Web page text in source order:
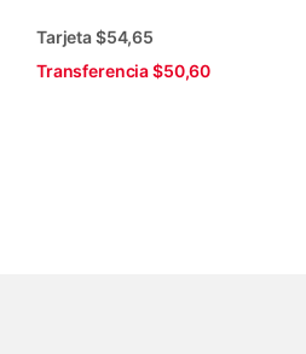
Tarjeta $54,65
Transferencia $50,60